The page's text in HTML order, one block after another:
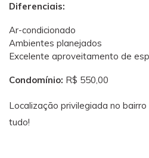
Diferenciais:
Ar-condicionado
Ambientes planejados
Excelente aproveitamento de
Condomínio: R$ 550,00
Localização privilegiada no
tudo!